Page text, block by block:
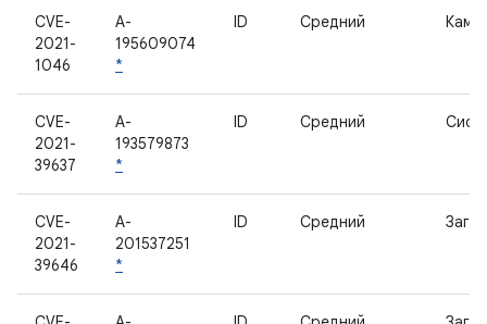
CVE-
2021-
1046
A-
195609074
*
ID Средний
CVE-
2021-
39637
A-
193579873
*
ID Средний
CVE-
2021-
39646
A-
201537251
*
ID Средний